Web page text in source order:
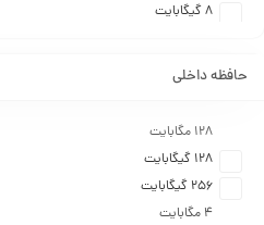
۸ گیگابایت
حافظه داخلی
۱۲۸ مگابایت
۱۲۸ گیگابایت
۲۵۶ گیگابایت
۴ مگابایت